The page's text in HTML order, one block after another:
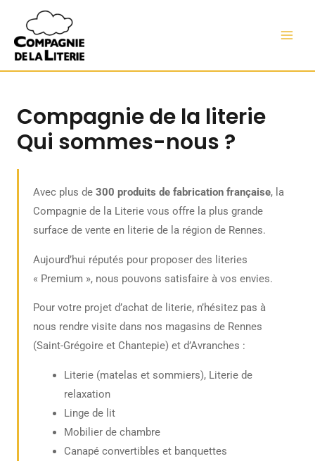
contenu
Compagnie de la literie
Qui sommes-nous ?
Avec plus de 300 produits de fabrication française, la
Compagnie de la Literie vous offre la plus grande
surface de vente en literie de la région de Rennes.
Aujourd’hui réputés pour proposer des literies
« Premium », nous pouvons satisfaire à vos envies.
Pour votre projet d’achat de literie, n’hésitez pas à
nous rendre visite dans nos magasins de Rennes
(Saint-Grégoire et Chantepie) et d’Avranches :
Literie (matelas et sommiers), Literie de
relaxation
Linge de lit
Mobilier de chambre
Canapé convertibles et banquettes